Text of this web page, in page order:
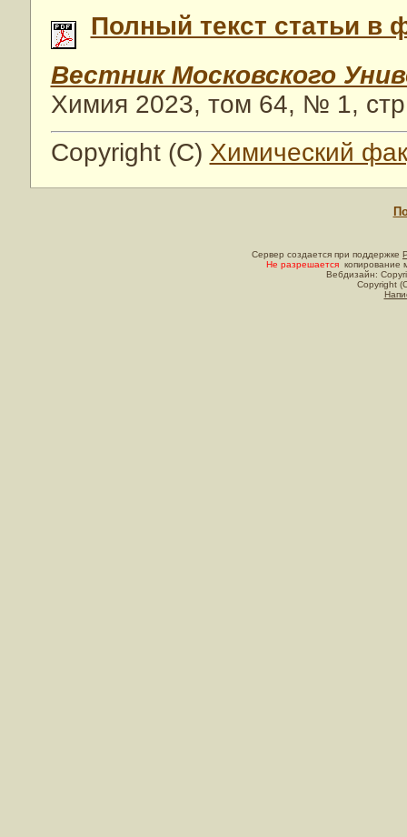
Полный текст статьи в
Вестник Московского
Химия 2023, том 64, № 1,
Copyright (C) Химический
Сервер создается при поддержке
Не разрешается копирование
Вебдизайн:
Copyright